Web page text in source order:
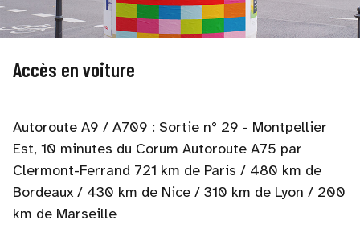
Accès en voiture
Autoroute A9 / A709 : Sortie n° 29 - Montpellier
Est, 10 minutes du Corum Autoroute A75 par
Clermont-Ferrand 721 km de Paris / 480 km de
Bordeaux / 430 km de Nice / 310 km de Lyon / 200
km de Marseille